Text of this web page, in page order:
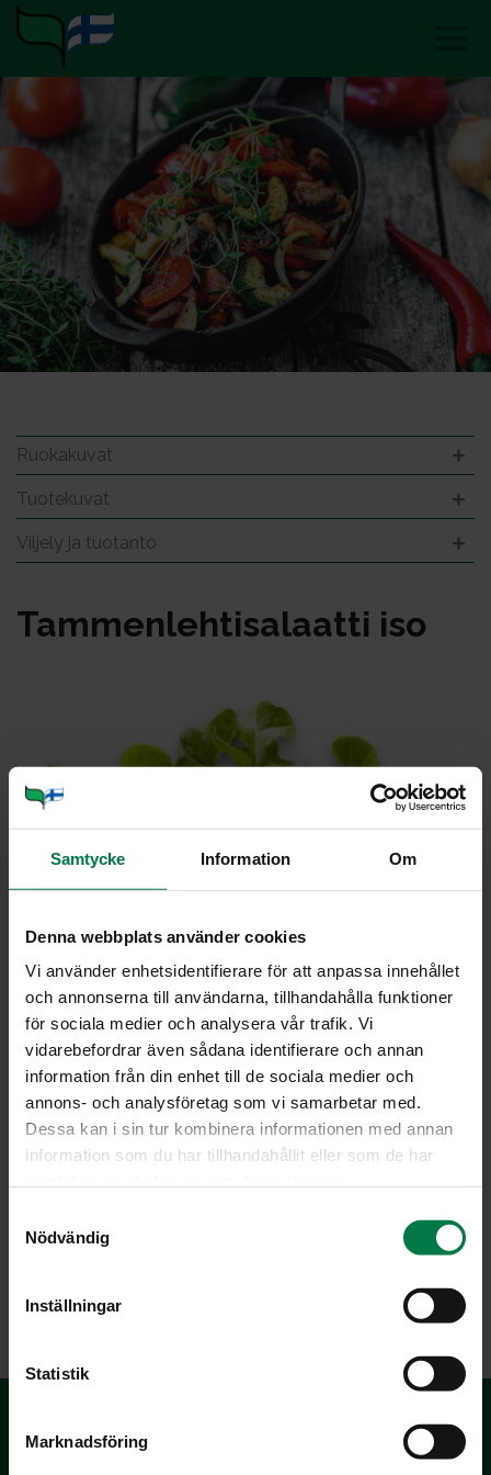
Samtycke Information Om
Denna webbplats använder cookies
Vi använder enhetsidentifierare för att anpassa innehållet
och annonserna till användarna, tillhandahålla funktioner
för sociala medier och analysera vår trafik. Vi
vidarebefordrar även sådana identifierare och annan
information från din enhet till de sociala medier och
annons- och analysföretag som vi samarbetar med.
Dessa kan i sin tur kombinera informationen med annan
information som du har tillhandahållit eller som de har
Nödvändig
Inställningar
Statistik
Marknadsföring
Ruokakuvat
Tuotekuvat
Viljely ja tuotanto
Tam­men­leh­ti­sa­laat­ti iso